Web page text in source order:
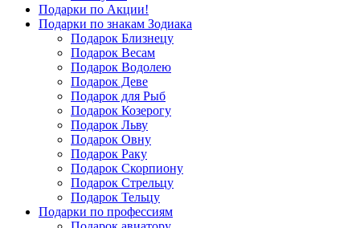
Подарки по Акции!
Подарки по знакам Зодиака
Подарок Близнецу
Подарок Весам
Подарок Водолею
Подарок Деве
Подарок для Рыб
Подарок Козерогу
Подарок Льву
Подарок Овну
Подарок Раку
Подарок Скорпиону
Подарок Стрельцу
Подарок Тельцу
Подарки по профессиям